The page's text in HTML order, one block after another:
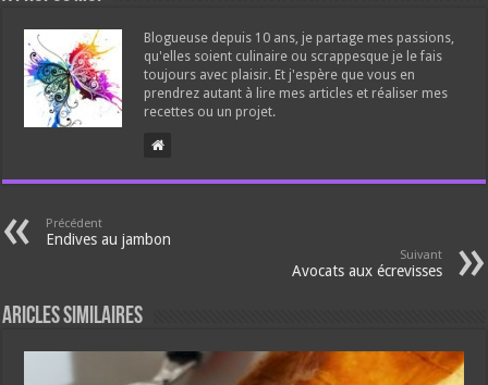
Blogueuse depuis 10 ans, je partage mes passions,
qu'elles soient culinaire ou scrappesque je le fais
toujours avec plaisir. Et j'espère que vous en
prendrez autant à lire mes articles et réaliser mes
recettes ou un projet.
Précédent
Endives au jambon
Suivant
Avocats aux écrevisses
Aricles similaires